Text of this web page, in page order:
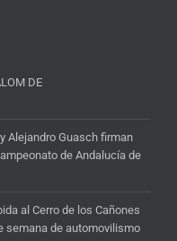
DE
Alejandro Guasch firman
de Andalucía de
al Cerro de los Cañones
semana de automovilismo